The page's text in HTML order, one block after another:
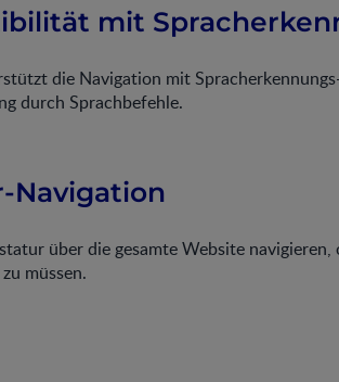
mit
die Navigation mit
durch Sprachbefehle.
Navigation
über die gesamte Website
müssen.